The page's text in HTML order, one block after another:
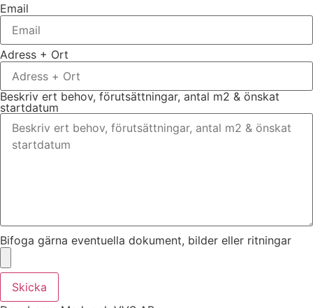
Email
Adress + Ort
Beskriv ert behov, förutsättningar, antal m2 & önskat
startdatum
Bifoga gärna eventuella dokument, bilder eller ritningar
Skicka